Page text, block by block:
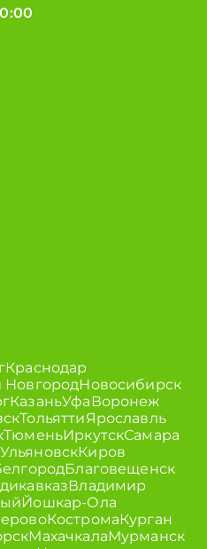
Краснодар
Новосибирск
КазаньУфаВоронеж
ТольяттиЯрославль
ТюменьИркутскСамара
УльяновскКиров
Благовещенск
Владимир
Йошкар-Ола
КостромаКурган
МахачкалаМурманск